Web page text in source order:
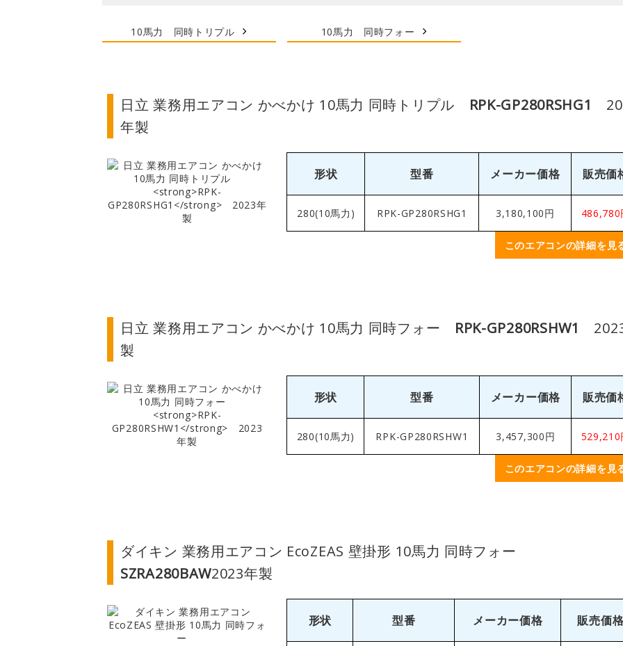
10馬力 同時トリプル 10馬力 同時フォー
日立 業務用エアコン かべかけ 10馬力 同時トリプル RPK-GP280RSHG1
年製
形状 型番 メーカー価格 販売価
280(10馬力) RPK-GP280RSHG1 3,180,100円 486,780
このエアコンの詳細を見
日立 業務用エアコン かべかけ 10馬力 同時フォー RPK-GP280RSHW1
製
形状 型番 メーカー価格 販売価
280(10馬力) RPK-GP280RSHW1 3,457,300円 529,210
このエアコンの詳細を見
ダイキン 業務用エアコン EcoZEAS 壁掛形 10馬力 同時フォー
SZRA280BAW2023年製
形状 型番 メーカー価格 販売価格